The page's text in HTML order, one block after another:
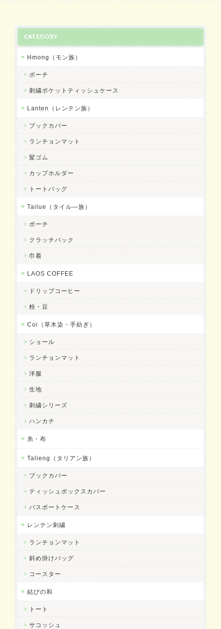
CATEGORY
Hmong（モン族）
ポーチ
刺繍ポケットティッシュケース
Lanten（レンテン族）
ブックカバー
ランチョンマット
髪ゴム
カップホルダー
トートバッグ
Tailue（タイル―族）
ポーチ
クラッチバック
巾着
LAOS COFFEE
ドリップコーヒー
粉・豆
Coi（草木染・手紡ぎ）
ショール
ランチョンマット
洋服
生地
刺繍シリーズ
ハンカチ
糸・布
Talieng（タリアン族）
ブックカバー
ティッシュボックスカバー
パスポートケース
レンテン刺繍
ランチョンマット
斜め掛けバッグ
コースター
結びの和
トート
サコッシュ